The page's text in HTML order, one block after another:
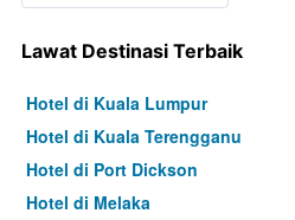
Lawat Destinasi Terbaik
Hotel di Kuala Lumpur
Hotel di Kuala Terengganu
Hotel di Port Dickson
Hotel di Melaka